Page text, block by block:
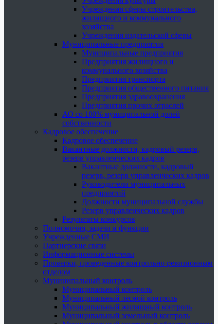
Учреждения сферы строительства,
жилищного и коммунального
хозяйства
Учреждения издательской сферы
Муниципальные предприятия
Муниципальные предприятия
Предприятия жилищного и
коммунального хозяйства
Предприятия транспорта
Предприятия общественного питания
Предприятия здравоохранения
Предприятия прочих отраслей
АО со 100% муниципальной долей
собственности
Кадровое обеспечение
Кадровое обеспечение
Вакантные должности, кадровый резерв,
резерв управленческих кадров
Вакантные должности, кадровый
резерв, резерв управленческих кадров
Руководители муниципальных
предприятий
Должности муниципальной службы
Резерв управленческих кадров
Результаты конкурсов
Полномочия, задачи и функции
Учрежденные СМИ
Партнерские связи
Информационные системы
Проверки, проведенные контрольно-ревизионным
отделом
Муниципальный контроль
Муниципальный контроль
Муниципальный лесной контроль
Муниципальный жилищный контроль
Муниципальный земельный контроль